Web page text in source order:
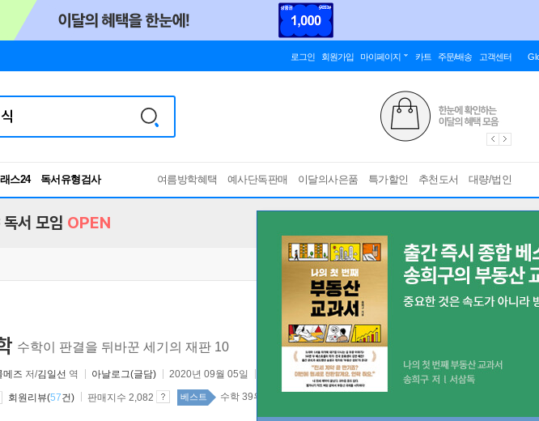
로그인 회원가입 마이페이지 카트 주문/배송 고객센터
스24
독서유형검사
RBTI Lab
여름방학혜택 예사단독판매 이달의사은품 특가할인 추천도서 대량/법인
서 모임 OPEN
수학이 판결을 뒤바꾼 세기의 재판 10
메즈 저/김일선 역 아날로그(글담) 2020년 09월 05일 Math on Trial
회원리뷰(57건) 판매지수 2,082 베스트 수학 39위